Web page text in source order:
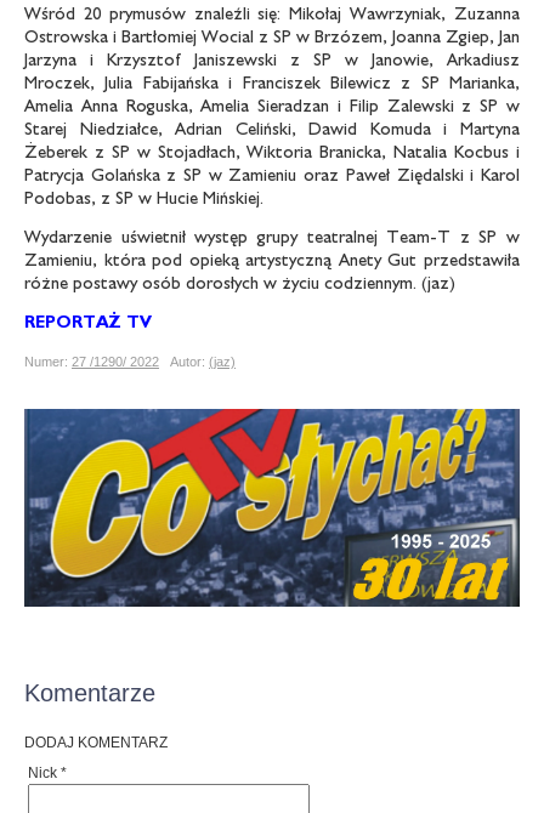
Wśród 20 prymusów znaleźli się: Mikołaj Wawrzyniak, Zuzanna
Ostrowska i Bartłomiej Wocial z SP w Brzózem, Joanna Zgiep, Jan
Jarzyna i Krzysztof Janiszewski z SP w Janowie, Arkadiusz
Mroczek, Julia Fabijańska i Franciszek Bilewicz z SP Marianka,
Amelia Anna Roguska, Amelia Sieradzan i Filip Zalewski z SP w
Starej Niedziałce, Adrian Celiński, Dawid Komuda i Martyna
Żeberek z SP w Stojadłach, Wiktoria Branicka, Natalia Kocbus i
Patrycja Golańska z SP w Zamieniu oraz Paweł Ziędalski i Karol
Podobas, z SP w Hucie Mińskiej.
Wydarzenie uświetnił występ grupy teatralnej Team-T z SP w
Zamieniu, która pod opieką artystyczną Anety Gut przedstawiła
różne postawy osób dorosłych w życiu codziennym. (jaz)
REPORTAŻ TV
Numer: 27 /1290/ 2022 Autor: (jaz)
Komentarze
DODAJ KOMENTARZ
Nick *